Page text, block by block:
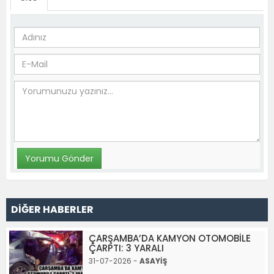
DİĞER HABERLER
ÇARŞAMBA’DA KAMYON OTOMOBİLE
ÇARPTI: 3 YARALI
31-07-2026 - ASAYİŞ